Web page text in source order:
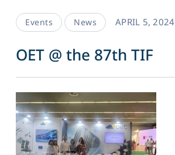
Events News APRIL 5, 2024
OET @ the 87th TIF